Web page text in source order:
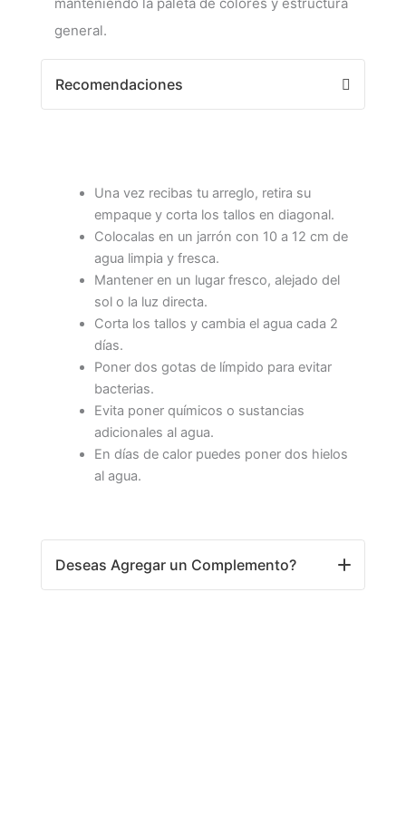
manteniendo la paleta de colores y estructura
general.
Recomendaciones
Una vez recibas tu arreglo, retira su
empaque y corta los tallos en diagonal.
Colocalas en un jarrón con 10 a 12 cm de
agua limpia y fresca.
Mantener en un lugar fresco, alejado del
sol o la luz directa.
Corta los tallos y cambia el agua cada 2
días.
Poner dos gotas de límpido para evitar
bacterias.
Evita poner químicos o sustancias
adicionales al agua.
En días de calor puedes poner dos hielos
al agua.
Deseas Agregar un Complemento?